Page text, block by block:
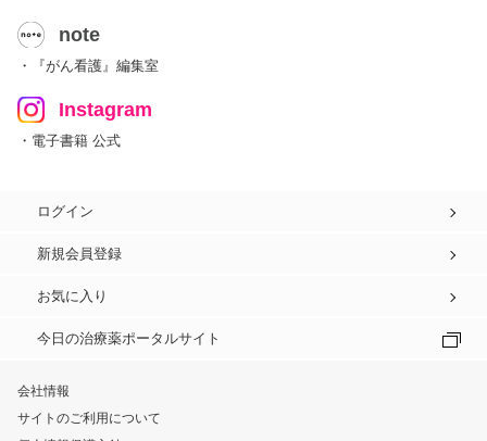
note
・『がん看護』編集室
Instagram
・電子書籍 公式
ログイン
新規会員登録
お気に入り
今日の治療薬ポータルサイト
会社情報
サイトのご利用について